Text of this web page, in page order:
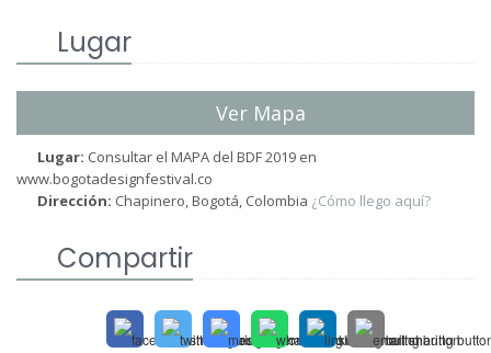
Lugar
Ver Mapa
Lugar: Consultar el MAPA del BDF 2019 en
www.bogotadesignfestival.co
Dirección: Chapinero, Bogotá, Colombia ¿Cómo llego aquí?
Compartir